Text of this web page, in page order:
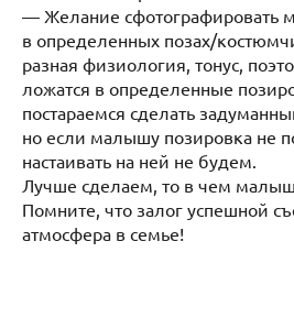
— Желание сфотографировать
в определенных позах/
разная физиология, тонус,
ложатся в определенные
постараемся сделать
но если малышу позировка не
настаивать на ней не будем.
Лучше сделаем, то в чем
Помните, что залог успешной
атмосфера в семье!